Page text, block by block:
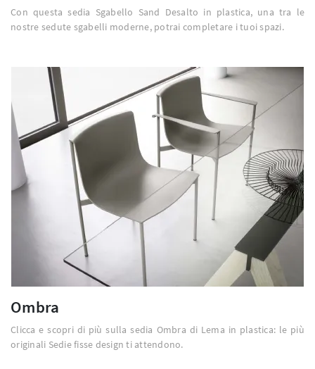
Con questa sedia Sgabello Sand Desalto in plastica, una tra le
nostre sedute sgabelli moderne, potrai completare i tuoi spazi.
Ombra
Clicca e scopri di più sulla sedia Ombra di Lema in plastica: le più
originali Sedie fisse design ti attendono.